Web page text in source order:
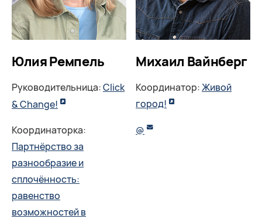
Юлия Ремпель
Руководительница:Click
& Change!
Координаторка:
Партнёрство за
разнообразие и
сплочённость:
равенство
возможностей в
Михаил Вайнберг
Координатор:Живой
город!
@